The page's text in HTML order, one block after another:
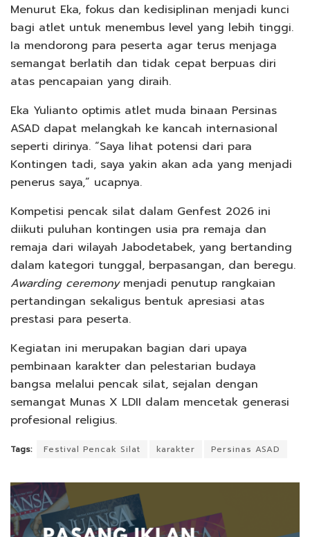
Menurut Eka, fokus dan kedisiplinan menjadi kunci
bagi atlet untuk menembus level yang lebih tinggi.
Ia mendorong para peserta agar terus menjaga
semangat berlatih dan tidak cepat berpuas diri
atas pencapaian yang diraih.
Eka Yulianto optimis atlet muda binaan Persinas
ASAD dapat melangkah ke kancah internasional
seperti dirinya. “Saya lihat potensi dari para
Kontingen tadi, saya yakin akan ada yang menjadi
penerus saya,” ucapnya.
Kompetisi pencak silat dalam Genfest 2026 ini
diikuti puluhan kontingen usia pra remaja dan
remaja dari wilayah Jabodetabek, yang bertanding
dalam kategori tunggal, berpasangan, dan beregu.
Awarding ceremonymenjadi penutup rangkaian
pertandingan sekaligus bentuk apresiasi atas
prestasi para peserta.
Kegiatan ini merupakan bagian dari upaya
pembinaan karakter dan pelestarian budaya
bangsa melalui pencak silat, sejalan dengan
semangat Munas X LDII dalam mencetak generasi
profesional religius.
Tags: Festival Pencak Silat karakter Persinas ASAD